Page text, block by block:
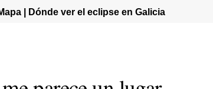
| Dónde ver el eclipse en Galicia